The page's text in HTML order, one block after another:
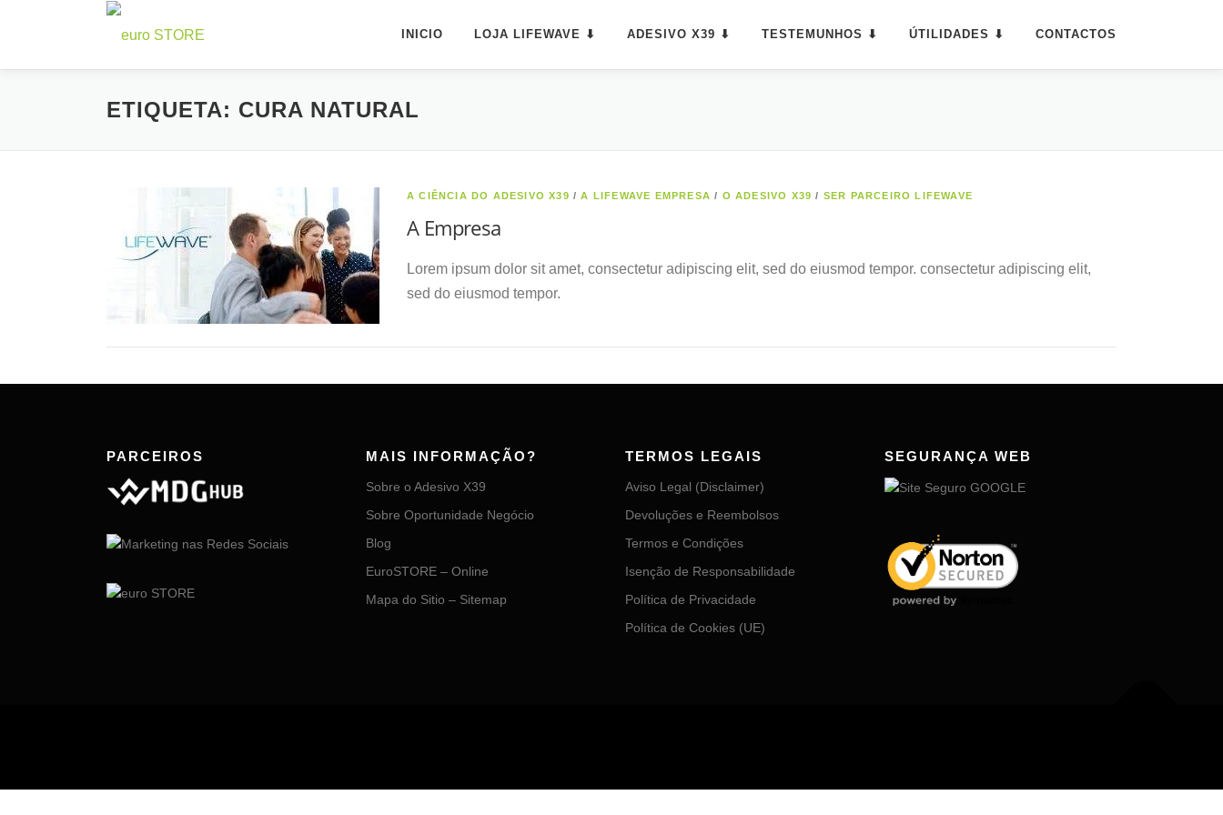
INICIO LOJA LIFEWAVE ⬇ ADESIVO X39 ⬇ TESTEMUNHOS ⬇ ÚTILIDADES ⬇ CONTACTOS
ETIQUETA: CURA NATURAL
A CIÊNCIA DO ADESIVO X39 /A LIFEWAVE EMPRESA / O ADESIVO X39 / SER PARCEIRO LIFEWAVE
A Empresa
Lorem ipsum dolor sit amet, consectetur adipiscing elit, sed do eiusmod tempor. consectetur adipiscing elit,
sed do eiusmod tempor.
PARCEIROS MAIS INFORMAÇÃO?
Sobre o Adesivo X39
Sobre Oportunidade Negócio
Blog
EuroSTORE – Online
Mapa do Sitio – Sitemap
TERMOS LEGAIS
Aviso Legal (Disclaimer)
Devoluções e Reembolsos
Termos e Condições
Isenção de Responsabilidade
Política de Privacidade
Política de Cookies (UE)
SEGURANÇA WEB